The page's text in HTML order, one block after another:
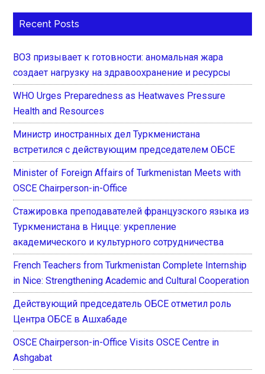
Recent Posts
ВОЗ призывает к готовности: аномальная жара
создает нагрузку на здравоохранение и ресурсы
WHO Urges Preparedness as Heatwaves Pressure
Health and Resources
Министр иностранных дел Туркменистана
встретился с действующим председателем ОБСЕ
Minister of Foreign Affairs of Turkmenistan Meets with
OSCE Chairperson-in-Office
Стажировка преподавателей французского языка из
Туркменистана в Ницце: укрепление
академического и культурного сотрудничества
French Teachers from Turkmenistan Complete Internship
in Nice: Strengthening Academic and Cultural Cooperation
Действующий председатель ОБСЕ отметил роль
Центра ОБСЕ в Ашхабаде
OSCE Chairperson-in-Office Visits OSCE Centre in
Ashgabat